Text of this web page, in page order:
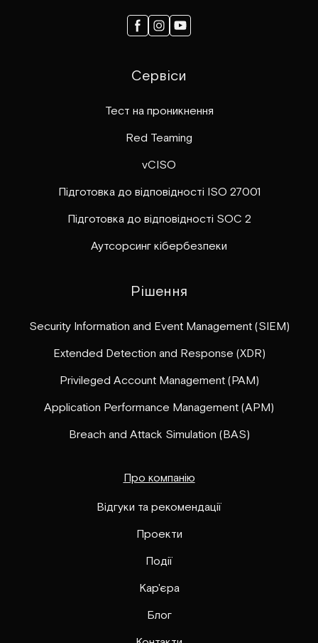
Сервіси
Тест на проникнення
Red Teaming
vCISO
Підготовка до відповідності ISO 27001
Підготовка до відповідності SOC 2
Аутсорсинг кібербезпеки
Рішення
Security Information and Event Management (SIEM)
Extended Detection and Response (XDR)
Privileged Account Management (PAM)
Application Performance Management (APM)
Breach and Attack Simulation (BAS)
Про компанію
Відгуки та рекомендації
Проекти
Події
Кар'єра
Блог